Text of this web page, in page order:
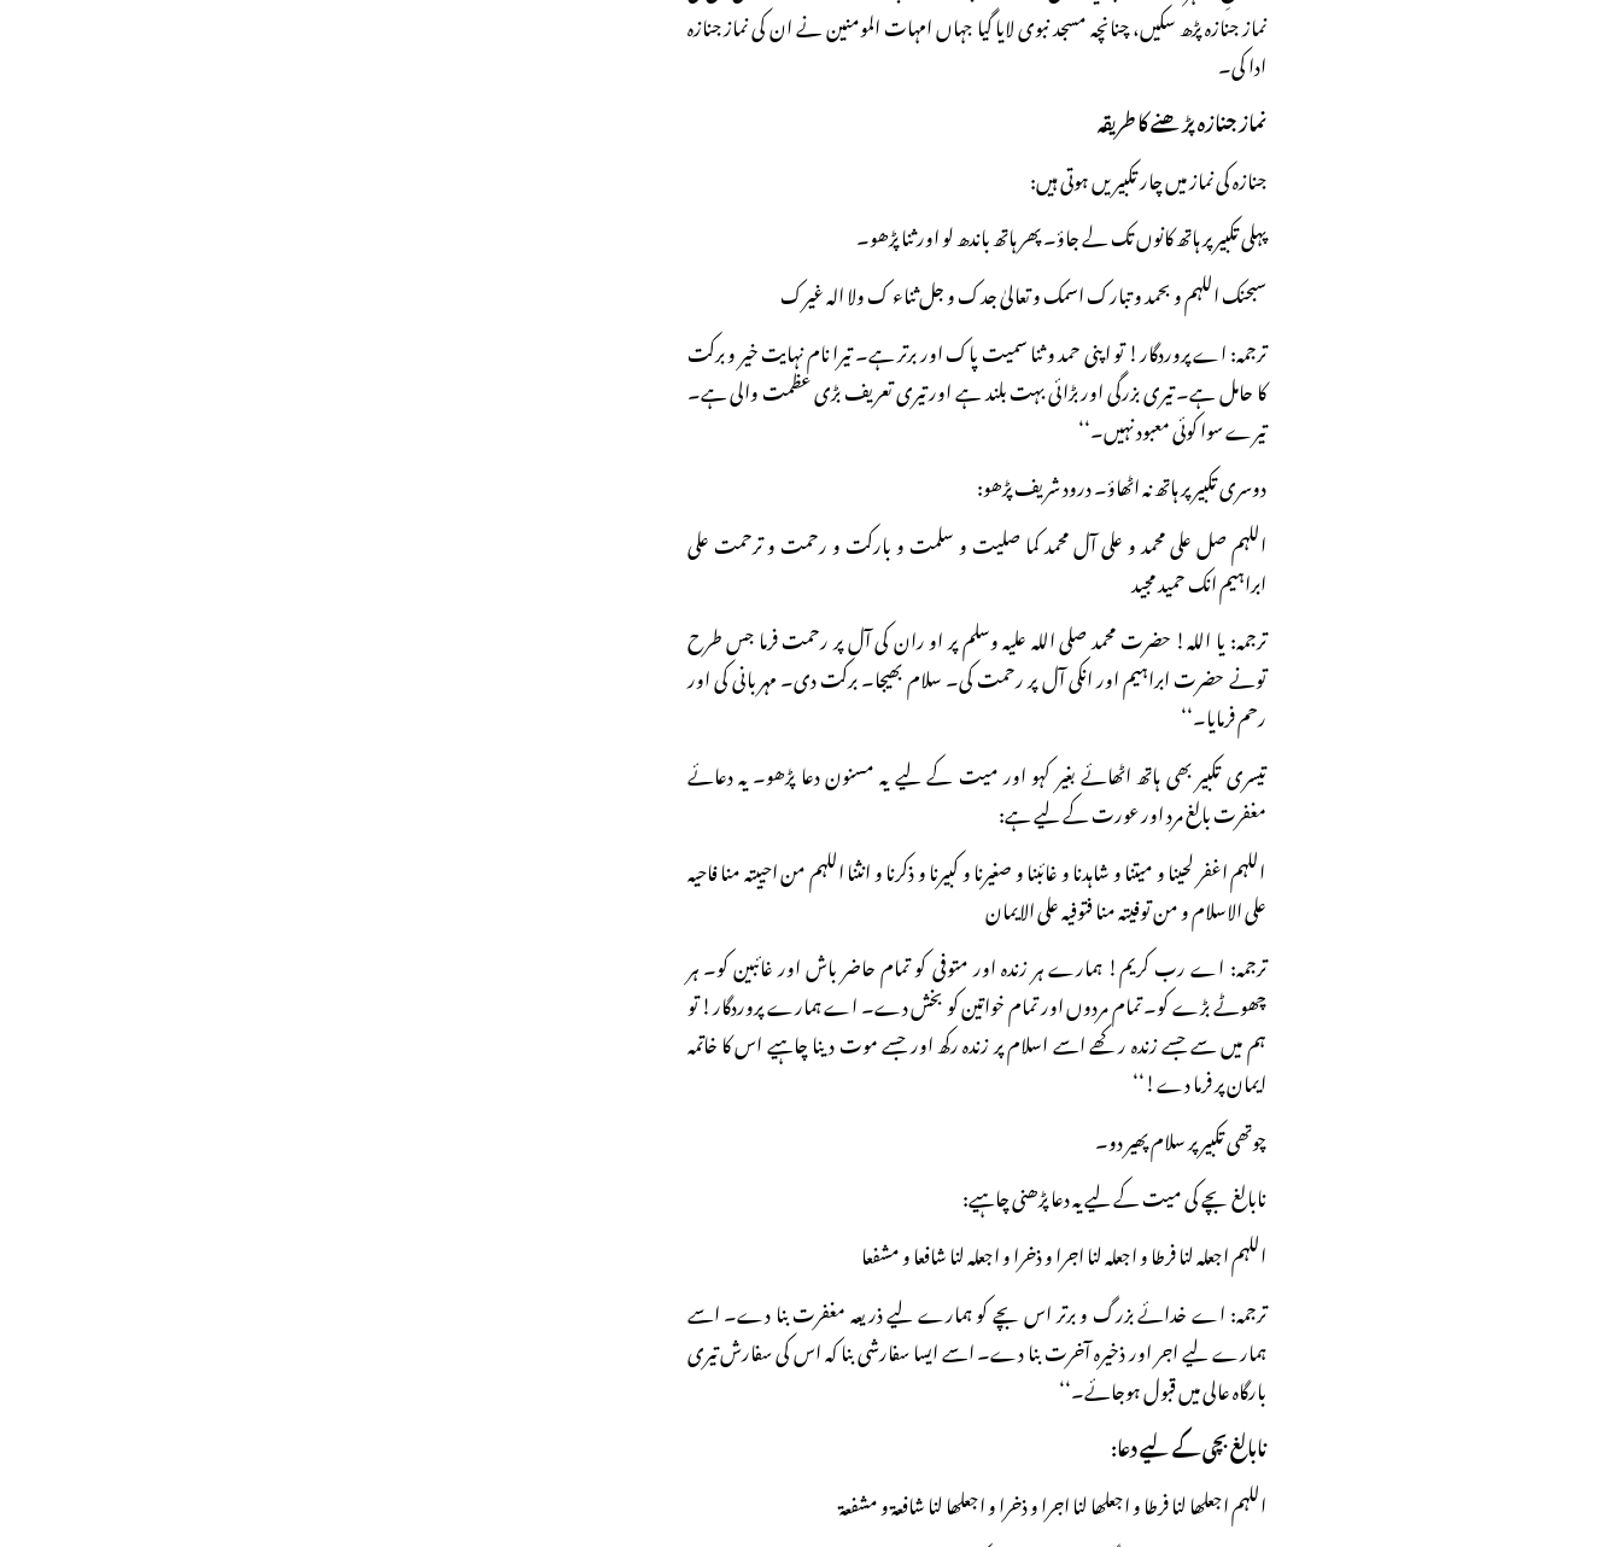
نماز جنازہ پڑھ سکیں، چنانچہ مسجد نبوی لایا گیا جہاں امہات المومنین نے ان کی نماز جنازہ
ادا کی۔
نماز جنازہ پڑھنے کا طریقہ
جنازہ کی نماز میں چار تکبیریں ہوتی ہیں:
پہلی تکبیر پر ہاتھ کانوں تک لے جاؤ۔ پھر ہاتھ باندھ لو اور ثنا پڑھو۔
سبحنک اللہم و بحمد و تبارک اسمک و تعالیٰ جدک و جل ثناء ک ولا الہ غیرک
ترجمہ: اے پروردگار! تو اپنی حمد و ثنا سمیت پاک اور برتر ہے۔ تیرا نام نہایت خیر و برکت
کا حامل ہے۔ تیری بزرگی اور بڑائی بہت بلند ہے اور تیری تعریف بڑی عظمت والی ہے۔
تیرے سوا کوئی معبود نہیں۔‘‘
دوسری تکبیر پر ہاتھ نہ اٹھاؤ۔ درود شریف پڑھو:
اللہم صل علی محمد و علی آل محمد کما صلیت و سلمت و بارکت و رحمت و ترحمت علی
ابراہیم انک حمید مجید
ترجمہ: یا اللہ! حضرت محمد صلی اللہ علیہ وسلم پر او ران کی آل پر رحمت فرما جس طرح
تونے حضرت ابراہیم اور انکی آل پر رحمت کی۔ سلام بھیجا۔ برکت دی۔ مہربانی کی اور
رحم فرمایا۔‘‘
تیسری تکبیر بھی ہاتھ اٹھائے بغیر کہو اور میت کے لیے یہ مسنون دعا پڑھو۔ یہ دعائے
مغفرت بالغ مرد اور عورت کے لیے ہے:
اللہم اغفر لحینا و میتنا و شاہدنا و غائبنا و صغیرنا و کبیرنا و ذکرنا و انثنا اللہم من احییتہ منا فاحیہ
علی الاسلام و من توفیتہ منا فتوفیہ علی الایمان
ترجمہ: اے رب کریم! ہمارے ہر زندہ اور متوفی کو تمام حاضر باش اور غائبین کو۔ ہر
چھوٹے بڑے کو۔ تمام مردوں اور تمام خواتین کو بخش دے۔ اے ہمارے پروردگار! تو
ہم میں سے جسے زندہ رکھے اسے اسلام پر زندہ رکھ اور جسے موت دینا چاہیے اس کا خاتمہ
ایمان پر فرما دے!‘‘
چوتھی تکبیر پر سلام پھیر دو۔
نابالغ بچے کی میت کے لیے یہ دعا پڑھنی چاہیے:
اللہم اجعلہ لنا فرطا و اجعلہ لنا اجرا و ذخرا و اجعلہ لنا شافعا و مشفعا
ترجمہ: اے خدائے بزرگ و برتر اس بچے کو ہمارے لیے ذریعہ مغفرت بنا دے۔ اسے
ہمارے لیے اجر اور ذخیرہ آخرت بنا دے۔ اسے ایسا سفارشی بنا کہ اس کی سفارش تیری
بارگاہ عالی میں قبول ہوجائے۔‘‘
نابالغ بچی کے لیے دعا:
اللہم اجعلھا لنا فرطا و اجعلھا لنا اجرا و ذخرا و اجعلھا لنا شافعۃ و مشفعۃ